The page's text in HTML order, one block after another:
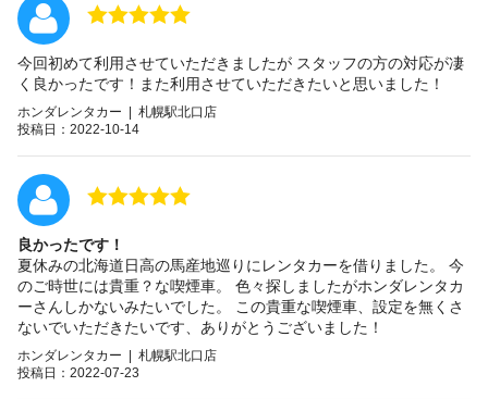
今回初めて利用させていただきましたが スタッフの方の対応が凄
く良かったです！また利用させていただきたいと思いました！
ホンダレンタカー | 札幌駅北口店
投稿日：2022-10-14
良かったです！
夏休みの北海道日高の馬産地巡りにレンタカーを借りました。 今
のご時世には貴重？な喫煙車。 色々探しましたがホンダレンタカ
ーさんしかないみたいでした。 この貴重な喫煙車、設定を無くさ
ないでいただきたいです、ありがとうございました！
ホンダレンタカー | 札幌駅北口店
投稿日：2022-07-23